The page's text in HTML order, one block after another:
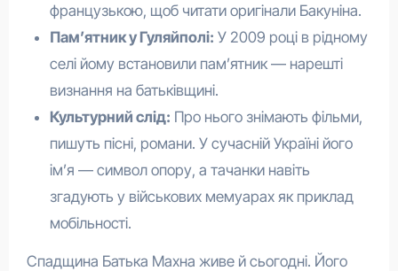
французькою, щоб читати оригінали Бакуніна.
Пам’ятник у Гуляйполі: У 2009 році в рідному
селі йому встановили пам’ятник — нарешті
визнання на батьківщині.
Культурний слід: Про нього знімають фільми,
пишуть пісні, романи. У сучасній Україні його
ім’я — символ опору, а тачанки навіть
згадують у військових мемуарах як приклад
мобільності.
Спадщина Батька Махна живе й сьогодні. Його